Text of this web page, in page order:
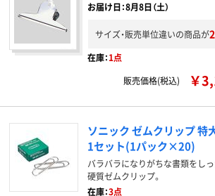
お届け日：8月8日（土）
サイズ・販売単位違いの商品が2
在庫：1点
販売価格(税込)
￥
ソニック ゼムクリップ 特
1セット(1パック×20)
バラバラになりがちな書類をし
硬質ゼムクリップ。
在庫：3点